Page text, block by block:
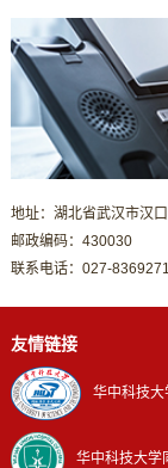
地址：湖北省武汉市汉
邮政编码：430030
联系电话：027-
友情链接
华中科技大
华中科技大学